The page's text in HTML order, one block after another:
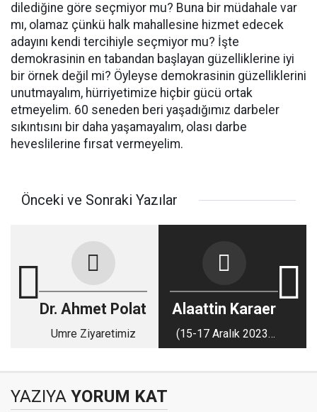
dilediğine göre seçmiyor mu? Buna bir müdahale var
mı, olamaz çünkü halk mahallesine hizmet edecek
adayını kendi tercihiyle seçmiyor mu? İşte
demokrasinin en tabandan başlayan güzelliklerine iyi
bir örnek değil mi? Öyleyse demokrasinin güzelliklerini
unutmayalım, hürriyetimize hiçbir gücü ortak
etmeyelim. 60 seneden beri yaşadığımız darbeler
sıkıntısını bir daha yaşamayalım, olası darbe
heveslilerine fırsat vermeyelim.
Önceki ve Sonraki Yazılar
Dr. Ahmet Polat
Umre Ziyaretimiz
Alaattin Karaer
(15-17 Aralık 2023-
Sivas-Kemaliye-
YAZIYA YORUM KAT